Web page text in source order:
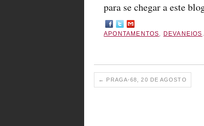
para se chegar a este
APONTAMENTOS, DEVANEIOS .
← PRAGA-68, 20 DE AGOSTO